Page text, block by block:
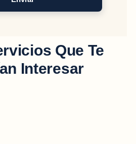
Que Te
Interesar